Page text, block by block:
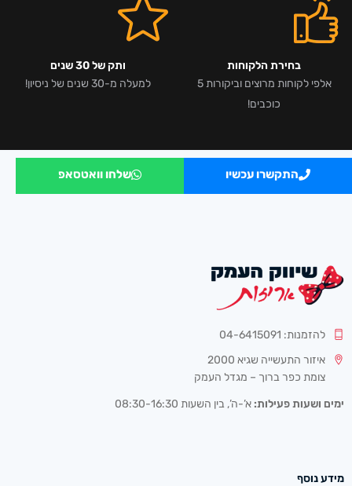
בחירת הלקוחות
אלפי לקוחות מרוצים וביקורות 5
כוכבים!
ותק של 30 שנים
למעלה מ-30 שנים של ניסיון!
התקשרו עכשיו שלחו וואטסאפ
להזמנות: 04-6415091
איזור התעשייה שגיא 2000
צומת כפר ברוך – מגדל העמק
ימים ושעות פעילות: א’-ה’, בין השעות 08:30-16:30
מידע נוסף